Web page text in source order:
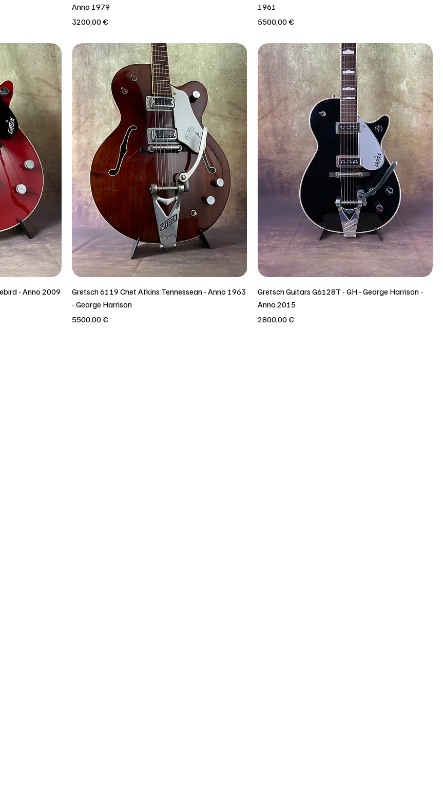
Anno 1979
Prezzo
3200,00 €
1961
Prezzo
5500,00 €
- Anno 2009
Gretsch 6119 Chet Atkins Tennessean - Anno 1963
- George Harrison
Prezzo
5500,00 €
Gretsch Guitars G6128T - GH - George Harrison -
Anno 2015
Prezzo
2800,00 €